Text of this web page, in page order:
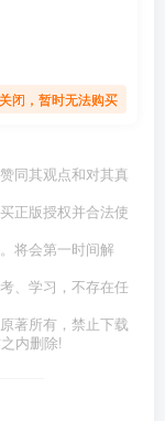
闭，暂时无法购买
同其观点和对其真
正版授权并合法使
将会第一时间解
、学习，不存在任
著所有，禁止下载
内删除!